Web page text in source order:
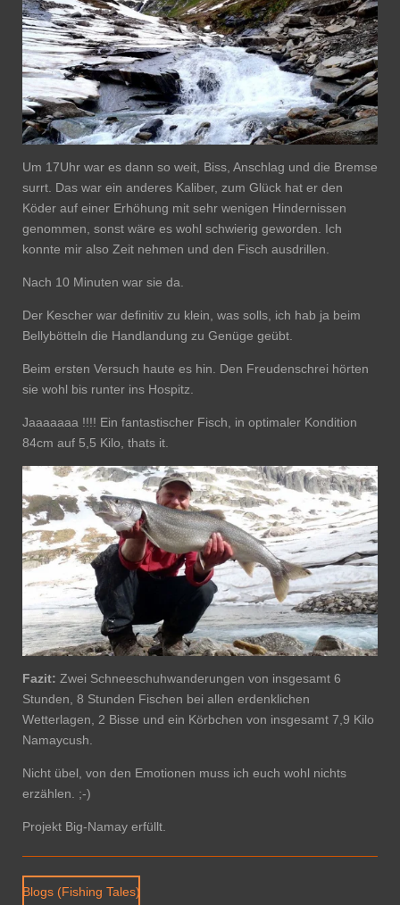
Um 17Uhr war es dann so weit, Biss, Anschlag und die Bremse
surrt. Das war ein anderes Kaliber, zum Glück hat er den
Köder auf einer Erhöhung mit sehr wenigen Hindernissen
genommen, sonst wäre es wohl schwierig geworden. Ich
konnte mir also Zeit nehmen und den Fisch ausdrillen.
Nach 10 Minuten war sie da.
Der Kescher war definitiv zu klein, was solls, ich hab ja beim
Bellybötteln die Handlandung zu Genüge geübt.
Beim ersten Versuch haute es hin. Den Freudenschrei hörten
sie wohl bis runter ins Hospitz.
Jaaaaaaa !!!! Ein fantastischer Fisch, in optimaler Kondition
84cm auf 5,5 Kilo, thats it.
Fazit: Zwei Schneeschuhwanderungen von insgesamt 6
Stunden, 8 Stunden Fischen bei allen erdenklichen
Wetterlagen, 2 Bisse und ein Körbchen von insgesamt 7,9 Kilo
Namaycush.
Nicht übel, von den Emotionen muss ich euch wohl nichts
erzählen. ;-)
Projekt Big-Namay erfüllt.
Blogs (Fishing Tales)